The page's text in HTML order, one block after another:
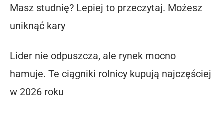
Masz studnię? Lepiej to przeczytaj. Możesz
uniknąć kary
Lider nie odpuszcza, ale rynek mocno
hamuje. Te ciągniki rolnicy kupują najczęściej
w 2026 roku